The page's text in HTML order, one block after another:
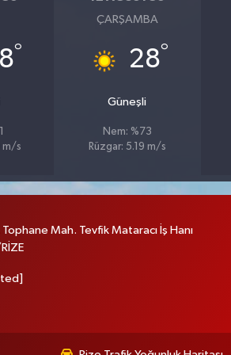
°
m/s
ÇARŞAMBA
28°
Güneşli
Nem: %73
Rüzgar: 5.19 m/s
Mah. Tevfik Mataracı İş Hanı